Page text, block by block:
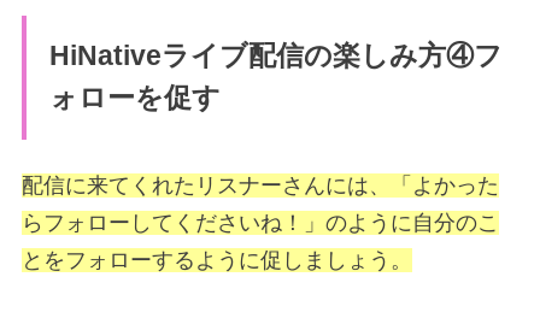
HiNativeライブ配信の楽しみ方④フ
ォローを促す
配信に来てくれたリスナーさんには、「よかった
らフォローしてくださいね！」のように自分のこ
とをフォローするように促しましょう。